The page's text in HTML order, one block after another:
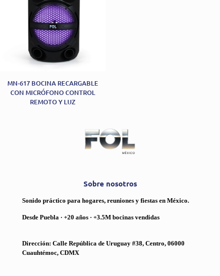
MN-617 BOCINA RECARGABLE
CON MICRÓFONO CONTROL
REMOTO Y LUZ
Sobre nosotros
Sonido práctico para hogares, reuniones y fiestas en México.
Desde Puebla · +20 años · +3.5M bocinas vendidas
Dirección: Calle República de Uruguay #38, Centro, 06000
Cuauhtémoc, CDMX